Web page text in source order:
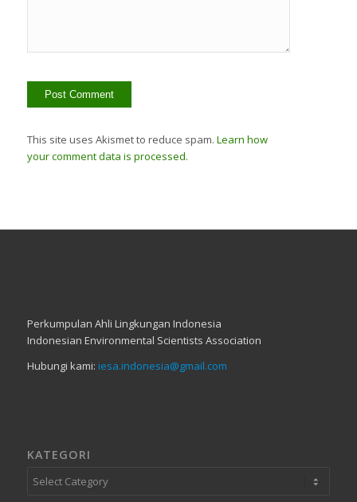
This site uses Akismet to reduce spam. Learn how
your comment data is processed.
Perkumpulan Ahli Lingkungan Indonesia
Indonesian Environmental Scientists Association
Hubungi kami: iesa.indonesia@gmail.com
KATEGORI
Kategori